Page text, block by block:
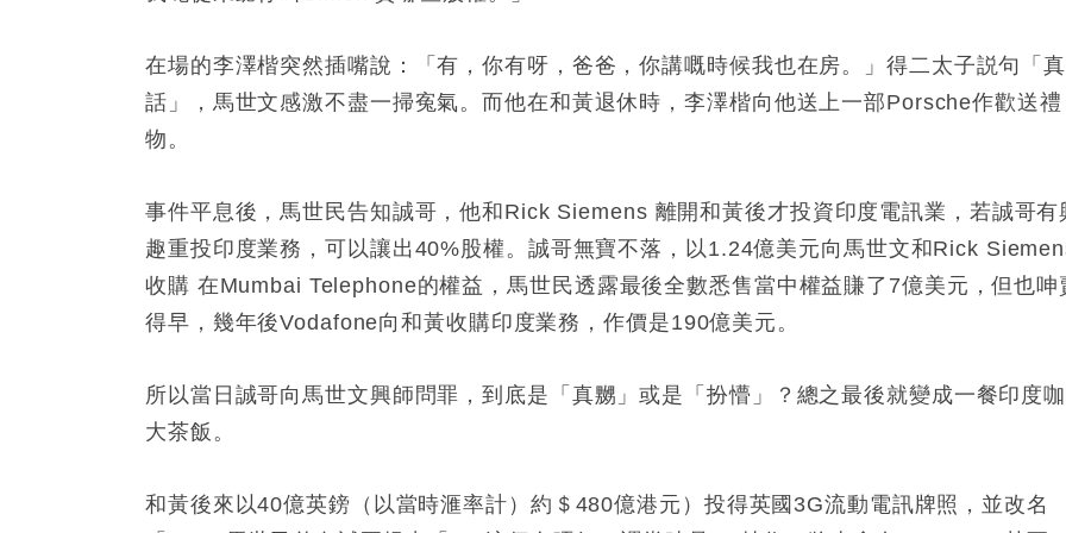
在場的李澤楷突然插嘴說：「有，你有呀，爸爸，你講嘅時候我也在房。」得二太子説句「真
話」，馬世文感激不盡一掃寃氣。而他在和黃退休時，李澤楷向他送上一部Porsche作歡送禮
物。
事件平息後，馬世民告知誠哥，他和Rick Siemens 離開和黃後才投資印度電訊業，若誠哥有
趣重投印度業務，可以讓出40%股權。誠哥無寶不落，以1.24億美元向馬世文和Rick
收購 在Mumbai Telephone的權益，馬世民透露最後全數悉售當中權益賺了7億美元，但也呻
得早，幾年後Vodafone向和黃收購印度業務，作價是190億美元。
所以當日誠哥向馬世文興師問罪，到底是「真嬲」或是「扮懵」？總之最後就變成一餐印度
大茶飯。
和黃後來以40億英鎊（以當時滙率計）約＄480億港元）投得英國3G流動電訊牌照，並改名